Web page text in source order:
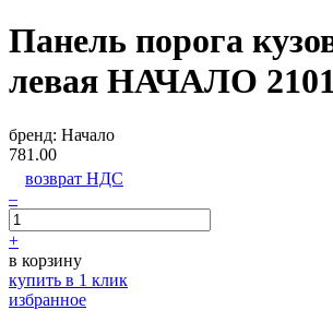
Панель порога
левая НАЧАЛО
бренд: Начало
781.00
возврат НДС
–
+
в корзину
купить в 1 клик
избранное